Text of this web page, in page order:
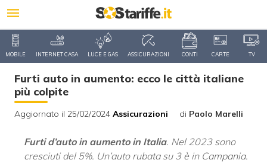
MOBILE INTERNET CASA LUCE E GAS ASSICURAZIONI CONTI CARTE TV
Furti auto in aumento: ecco le città italiane
più colpite
Aggiornato il 25/02/2024 Assicurazioni di Paolo Marelli
Furti d’auto in aumento in Italia. Nel 2023 sono
cresciuti del 5%. Un’auto rubata su 3 è in Campania.